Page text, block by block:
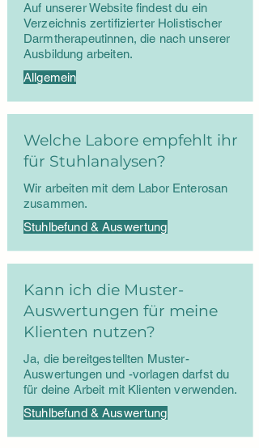
Auf unserer Website findest du ein
Verzeichnis zertifizierter Holistischer
Darmtherapeutinnen, die nach unserer
Ausbildung arbeiten.
Allgemein
Welche Labore empfehlt ihr
für Stuhlanalysen?
Wir arbeiten mit dem Labor Enterosan
zusammen.
Stuhlbefund & Auswertung
Kann ich die Muster-
Auswertungen für meine
Klienten nutzen?
Ja, die bereitgestellten Muster-
Auswertungen und -vorlagen darfst du
für deine Arbeit mit Klienten verwenden.
Stuhlbefund & Auswertung